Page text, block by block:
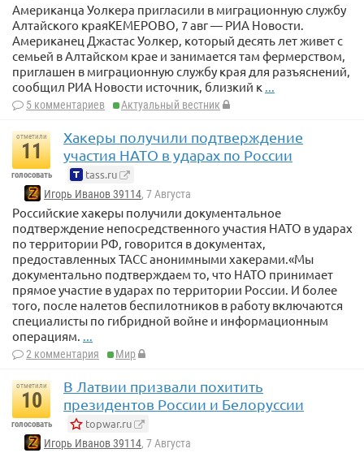
Американца Уолкера пригласили в миграционную службу
Алтайского краяКЕМЕРОВО, 7 авг — РИА Новости.
Американец Джастас Уолкер, который десять лет живет с
семьей в Алтайском крае и занимается там фермерством,
приглашен в миграционную службу края для разъяснений,
сообщил РИА Новости источник, близкий к
5 комментариев Актуальный вестник
отметили
11
голосовать
Хакеры получили подтверждение
участия НАТО в ударах по России
tass.ru
Игорь Иванов 39114, 7 Августа
Российские хакеры получили документальное
подтверждение непосредственного участия НАТО в ударах
по территории РФ, говорится в документах,
предоставленных ТАСС анонимными хакерами.«Мы
документально подтверждаем то, что НАТО принимает
прямое участие в ударах по территории России. И более
того, после налетов беспилотников в работу включаются
специалисты по гибридной войне и информационным
операциям. ...
2 комментария Мир
отметили
10
голосовать
В Латвии призвали похитить
президентов России и Белоруссии
topwar.ru
Игорь Иванов 39114, 7 Августа